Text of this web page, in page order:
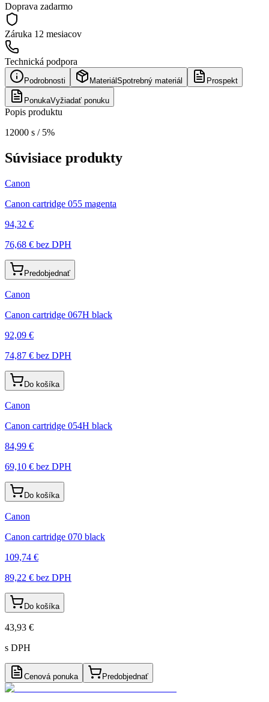
Doprava zadarmo
Záruka 12 mesiacov
Technická podpora
Podrobnosti Materiál Spotrebný materiál Prospekt
PonukaVyžiadať ponuku
Popis produktu
12000 s / 5%
Súvisiace produkty
Canon
Canon cartridge 055 magenta
94,32 €
76,68 € bez DPH
Predobjednať
Canon
Canon cartridge 067H black
92,09 €
74,87 € bez DPH
Do košíka
Canon
Canon cartridge 054H black
84,99 €
69,10 € bez DPH
Do košíka
Canon
Canon cartridge 070 black
109,74 €
89,22 € bez DPH
Do košíka
43,93 €
s DPH
Cenová ponuka Predobjednať